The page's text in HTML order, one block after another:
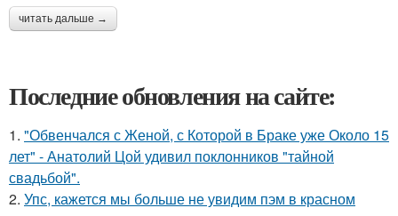
читать дальше →
Последние обновления на сайте:
1. "Обвенчался с Женой, с Которой в Браке уже Около 15
лет" - Анатолий Цой удивил поклонников "тайной
свадьбой".
2. Упс, кажется мы больше не увидим пэм в красном